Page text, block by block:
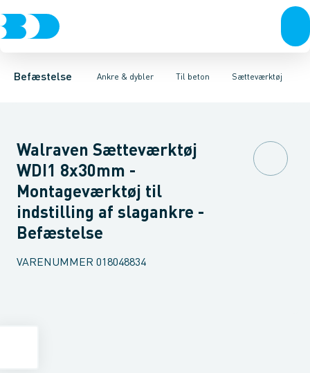
Befæstelse Ankre & dybler
Bolte & sætskruerMøtrikkerSkiverSkruer Søm & dykkere
Til beton
Montagesæt Til betonTil mur Til gips Sætteværktøj
Betonankre FZB Betonankre Rustfri A4Ekspansions hylstre
Walraven Sætteværktøj
WDI1 8x30mm -
Montageværktøj til
indstilling af slagankre -
Befæstelse
VARENUMMER 018048834